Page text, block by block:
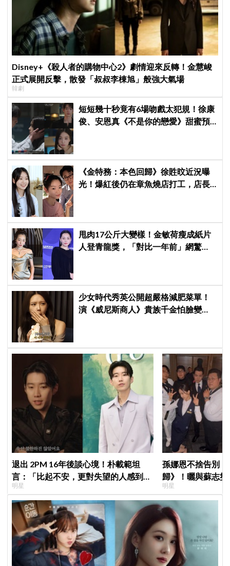
Disney+《殺人者的購物中心2》劇情迎來反轉！金慧峻
正式展開反擊，散發「叔叔李棟旭」般強大氣場
韓劇
短短幾十秒竟有6場吻戲太犯規！徐康
俊、安恩真《不是你的戀愛》甜蜜預
《金特務：本色回歸》徐貹旼近況曝
光！爆紅後仍在章魚燒店打工，店長
甩肉17公斤大變樣！金敏荷瘦成紙片
人登青龍獎，「對比一年前」網驚
少女時代秀英公開超嚴格減肥菜單！
演《威尼斯商人》貴族千金怕臉變
退出 2PM 16年後談心境！朴載範坦
言：「比起不安，更對失望的人感到抱
歉」韓網至今仍不解退團原因
明星
孫娜恩不捨告別
歸》！曬與蘇志
朱相昱暖心合照
明星